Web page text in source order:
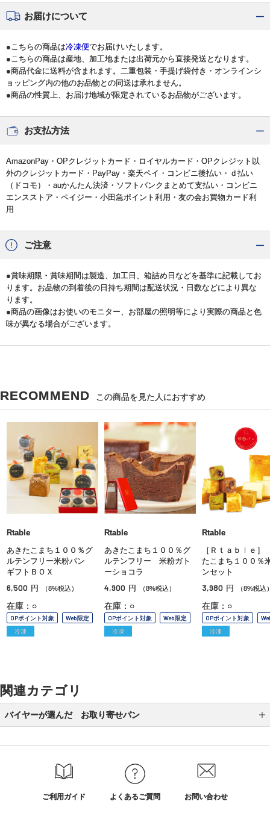
お届けについて
●こちらの商品は冷凍便でお届けいたします。
●こちらの商品は産地、加工地または出荷元から直接発送となります。
●商品代金に送料が含まれます。二重包装・手提げ袋付き・オンラインシ
ョッピング内の他のお品物との同送は承れません。
●商品の性質上、お届け地域が限定されているお品物がございます。
お支払方法
AmazonPay・OPクレジットカード・ロイヤルカード・OPクレジット以
外のクレジットカード・PayPay・楽天ペイ・コンビニ後払い・ｄ払い
（ドコモ）・auかんたん決済・ソフトバンクまとめて支払い・コンビニ
エンスストア・ペイジー・小田急ポイント利用・友の会お買物カード利
用
ご注意
●賞味期限・賞味期間は製造、加工日、箱詰め日などを基準に記載してお
ります。お品物の到着後の日持ち期間は配送状況・日数などにより異な
ります。
●商品の画像はお使いのモニター、お部屋の照明等により実際の商品と色
味が異なる場合がございます。
RECOMMEND この商品を見た人におすすめ
Rtable
あきたこまち１００％グ
ルテンフリー米粉パン
ギフトＢＯＸ
6,500 円 （8%税込）
在庫：○
OPポイント対象
Web限定
冷凍
Rtable
あきたこまち１００％グ
ルテンフリー 米粉ガト
ーショコラ
4,900 円 （8%税込）
在庫：○
OPポイント対象
Web限定
冷凍
Rtable
［Ｒｔａｂｌｅ
たこまち１００％
ンセット
3,980 円 （8%税込
在庫：○
OPポイント対象
冷凍
関連カテゴリ
バイヤーが選んだ お取り寄せパン
ご利用ガイド よくあるご質問 お問い合わせ